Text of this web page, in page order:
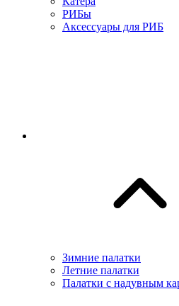
РИБы
Аксессуары для РИБ
Зимние палатки
Летние палатки
Палатки с надувным